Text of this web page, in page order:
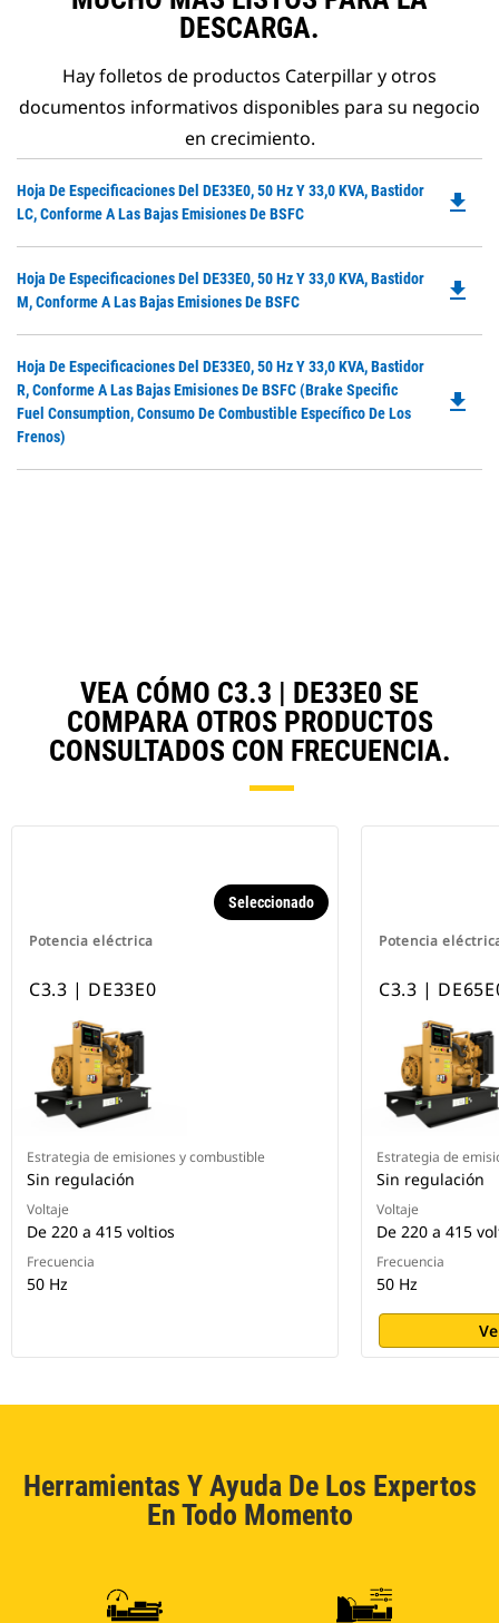
DESCARGA.
Hay folletos de productos Caterpillar y otros
documentos informativos disponibles para su negocio
en crecimiento.
Hoja De Especificaciones Del DE33E0, 50 Hz Y 33,0 KVA, Bastidor
LC, Conforme A Las Bajas Emisiones De BSFC
file_download
Hoja De Especificaciones Del DE33E0, 50 Hz Y 33,0 KVA, Bastidor
M, Conforme A Las Bajas Emisiones De BSFC
file_download
Hoja De Especificaciones Del DE33E0, 50 Hz Y 33,0 KVA, Bastidor
R, Conforme A Las Bajas Emisiones De BSFC (Brake Specific
Fuel Consumption, Consumo De Combustible Específico De Los
Frenos)
file_download
VEA CÓMO C3.3 | DE33E0 SE
COMPARA OTROS PRODUCTOS
CONSULTADOS CON FRECUENCIA.
Potencia eléctrica
Seleccionado
C3.3 | DE33E0
Estrategia de emisiones y combustible
Sin regulación
Voltaje
De 220 a 415 voltios
Frecuencia
50 Hz
Potencia
C3.3 |
Estrategia de
Sin regulación
Voltaje
De 220 a 415
Frecuencia
50 Hz
Herramientas Y Ayuda De Los Expertos
En Todo Momento